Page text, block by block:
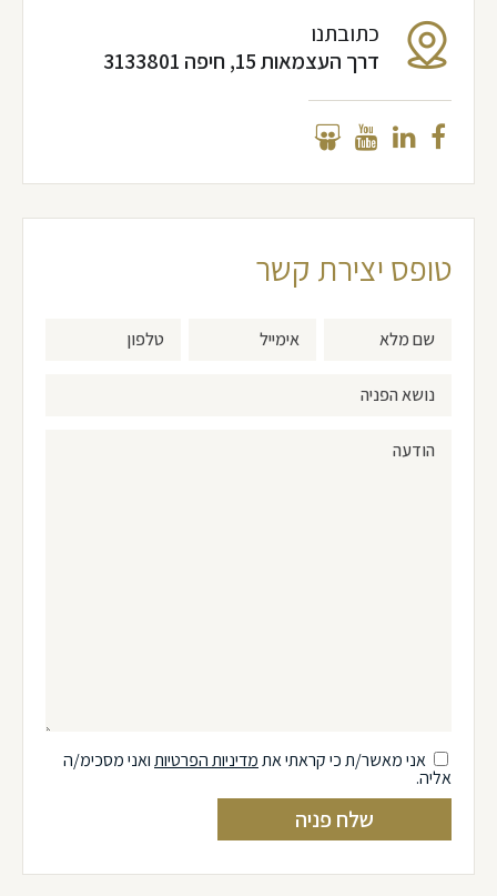
כתובתנו
דרך העצמאות 15, חיפה 3133801
טופס יצירת קשר
אני מאשר/ת כי קראתי אתמדיניות הפרטיותואני מסכימ/ה
אליה.